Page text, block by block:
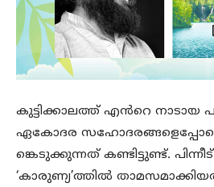
കുട്ടിക്കാലത്ത് എൻറെ നാടായ
ഏകോദര
ങ്കെടുക്കുന്നത് കണ്ടിട്ടുണ്ട്.
‘കാരുണ്യ’ത്തിൽ